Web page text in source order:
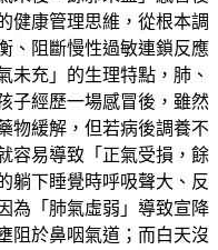
健康管理思維，從根本調
、阻斷慢性過敏連鎖反應
未充」的生理特點，肺、
子經歷一場感冒後，雖然
物緩解，但若病後調養不
容易導致「正氣受損，餘
躺下睡覺時呼吸聲大、反
為「肺氣虛弱」導致宣降
阻於鼻咽氣道；而白天沒